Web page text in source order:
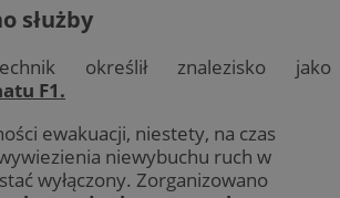
służby
określił znalezisko jako
F1.
ewakuacji, niestety, na czas
niewybuchu ruch w
wyłączony. Zorganizowano